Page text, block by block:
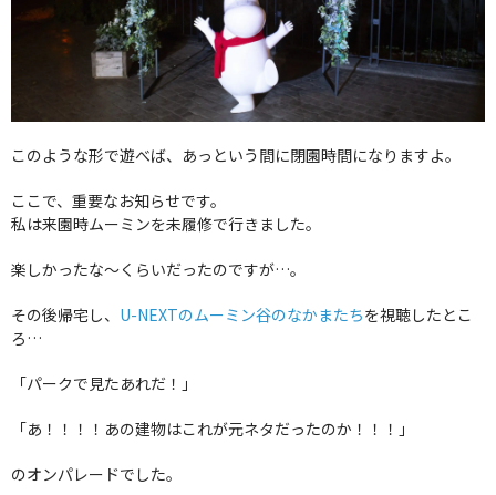
このような形で遊べば、あっという間に閉園時間になりますよ。
ここで、重要なお知らせです。
私は来園時ムーミンを未履修で行きました。
楽しかったな〜くらいだったのですが…。
その後帰宅し、 U-NEXTのムーミン谷のなかまたちを視聴したとこ
ろ…
「パークで見たあれだ！」
「あ！！！！あの建物はこれが元ネタだったのか！！！」
のオンパレードでした。